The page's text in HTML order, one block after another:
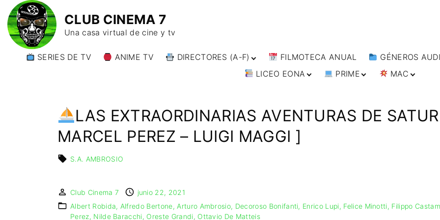
CLUB CINEMA 7
Una casa virtual de cine y tv
SERIES DE TV ANIME TV DIRECTORES (A-F)
DIRECTORES (W-
Y)
FILMOTECA ANUAL GÉNEROS
ANIMACIÓN
BÉLICO
CIENCIA
LICEO EONA
TALLERES
ONLINE
FILM DOCTOR
IMAGEN & VIDEO
TARJETA
DIGITAL
PRIME
IMPRESCINDIBLES
MAC
ANIME
🗨 CÓMICS
LAS EXTRAORDINARIAS AVENTURAS DE
MARCEL PEREZ – LUIGI MAGGI ]
S.A. AMBROSIO
Club Cinema 7
junio 22, 2021
Albert Robida
Alfredo Bertone Arturo Ambrosio Decoroso Bonifanti Enrico Lupi Felice Minotti Filippo
Perez Nilde Baracchi Oreste Grandi Ottavio De Matteis